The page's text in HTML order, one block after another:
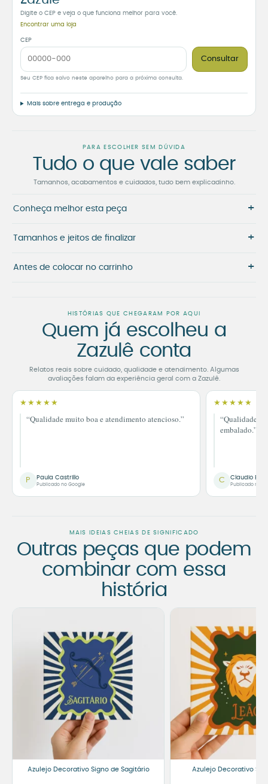
Digite o CEP e veja o que funciona melhor para você.
Encontrar uma loja
CEP
Consultar
Seu CEP fica salvo neste aparelho para a próxima consulta.
Mais sobre entrega e produção
PARA ESCOLHER SEM DÚVIDA
Tudo o que vale saber
Tamanhos, acabamentos e cuidados, tudo bem explicadinho.
Conheça melhor esta peça +
Tamanhos e jeitos de finalizar +
Antes de colocar no carrinho +
HISTÓRIAS QUE CHEGARAM POR AQUI
Quem já escolheu a
Zazulê conta
Relatos reais sobre cuidado, qualidade e atendimento. Algumas
avaliações falam da experiência geral com a Zazulê.
★★★★★
“Qualidade muito boa e atendimento atencioso.”
P Paula Castrillo
Publicado no Google
★★★★★
“Qualidade
embalado.”
C Claudio
Publicado no
MAIS IDEIAS CHEIAS DE SIGNIFICADO
Outras peças que podem
combinar com essa
história
Azulejo Decorativo Signo de Sagitário Azulejo Decorativo